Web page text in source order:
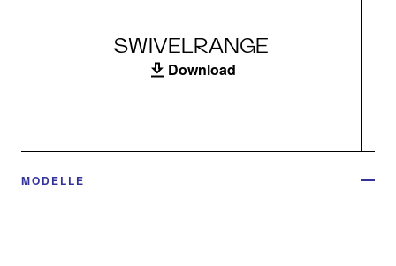
SWIVELRANGE
Download
MODELLE